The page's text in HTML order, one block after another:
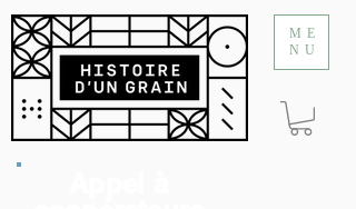
ME
NU